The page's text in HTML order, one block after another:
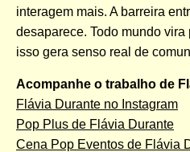
interagem mais. A barreira
desaparece. Todo mundo
isso gera senso real de
Acompanhe o trabalho de
Flávia Durante no Instagram
Pop Plus de Flávia Durante
Cena Pop Eventos de Flávia